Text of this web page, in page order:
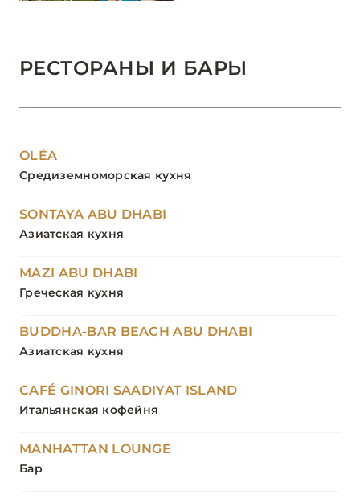
РЕСТОРАНЫ И БАРЫ
OLÉA
Средиземноморская кухня
SONTAYA ABU DHABI
Азиатская кухня
MAZI ABU DHABI
Греческая кухня
BUDDHA-BAR BEACH ABU DHABI
Азиатская кухня
CAFÉ GINORI SAADIYAT ISLAND
Итальянская кофейня
MANHATTAN LOUNGE
Бар